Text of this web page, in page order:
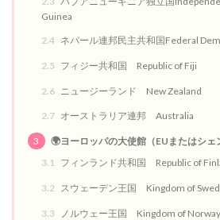
Guinea
2.4 ネパール連邦民主共和国Federal
2.5 フィジー共和国 Republic of Fiji
2.6 ニュージーランド New Zealand
2.7 オーストラリア連邦 Australia
3
🌍ヨーロッパの大使館（EUまたはシェ
3.1 フィンランド共和国 Republic of
3.2 スウェーデン王国 Kingdom of
3.3 ノルウェー王国 Kingdom of Norway